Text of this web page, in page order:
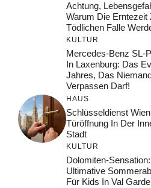
Achtung,
Warum Die Erntezeit
Tödlichen Falle
KULTUR
Mercedes-Benz SL-
In Laxenburg: Das
Jahres, Das
Verpassen Darf!
HAUS
Schlüsseldienst
Türöffnung In Der
Stadt
KULTUR
Dolomiten-
Ultimative
Für Kids In Val